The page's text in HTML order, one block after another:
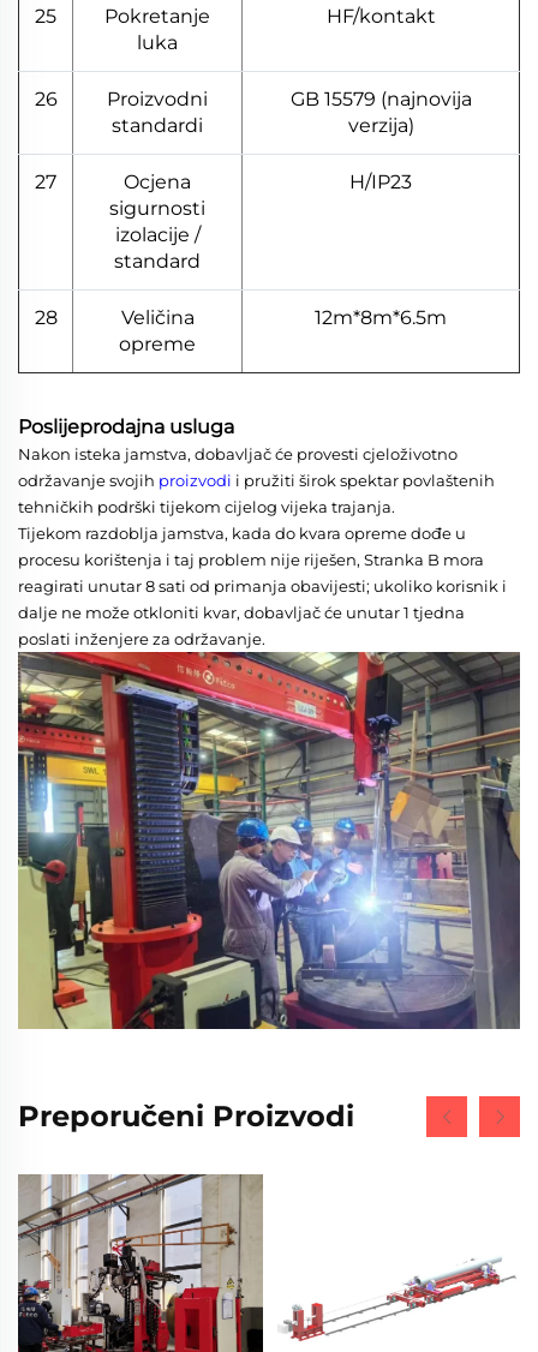
25
Pokretanje
luka
HF/kontakt
26
Proizvodni
standardi
GB 15579 (najnovija
verzija)
27
Ocjena
sigurnosti
izolacije /
standard
H/IP23
28
Veličina
opreme
12m*8m*6.5m
Poslijeprodajna usluga
Nakon isteka jamstva, dobavljač će provesti cjeloživotno
održavanje svojih proizvodi i pružiti širok spektar povlaštenih
tehničkih podrški tijekom cijelog vijeka trajanja.
Tijekom razdoblja jamstva, kada do kvara opreme dođe u
procesu korištenja i taj problem nije riješen, Stranka B mora
reagirati unutar 8 sati od primanja obavijesti; ukoliko korisnik i
dalje ne može otkloniti kvar, dobavljač će unutar 1 tjedna
poslati inženjere za održavanje.
Preporučeni Proizvodi